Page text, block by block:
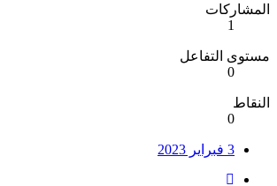
المشاركات
1
مستوى التفاعل
0
النقاط
0
3 فبراير 2023